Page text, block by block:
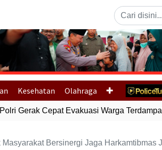
Previous
Kesehatan Olahraga
Gerak Cepat Evakuasi Warga Terdampak
Bersinergi Jaga Harkamtibmas